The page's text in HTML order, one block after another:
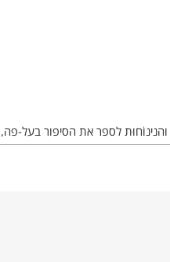
לספר את הסיפור בעל-פה,
שיתפלל לרפואתו של חולה.